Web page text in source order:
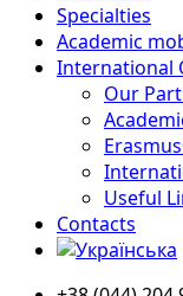
Specialties
Academic
International
Our
Useful
Contacts